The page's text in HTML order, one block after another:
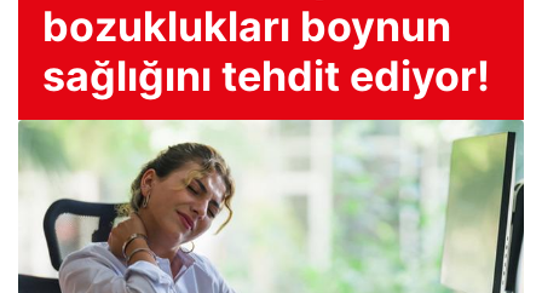
bozuklukları boynun
sağlığını tehdit ediyor!